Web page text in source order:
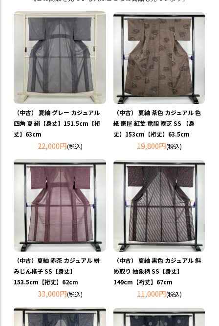
（中古） 夏紬 グレー カジュアル
四角 夏 絹【身丈】151.5cm【裄
丈】63cm
22,000円(税込)
（中古） 夏紬 茶色 カジュアル 色
紙 家屋 紅葉 竜胆 露芝 SS 【身
丈】153cm【裄丈】63.5cm
19,800円(税込)
（中古）夏紬 赤茶 カジュアル 絣
みじん格子 SS【身丈】
153.5cm【裄丈】62cm
33,000円(税込)
（中古） 夏紬 黒色 カジュアル 斜
め取り 抽象柄 SS【身丈】
149cm【裄丈】67cm
11,000円(税込)